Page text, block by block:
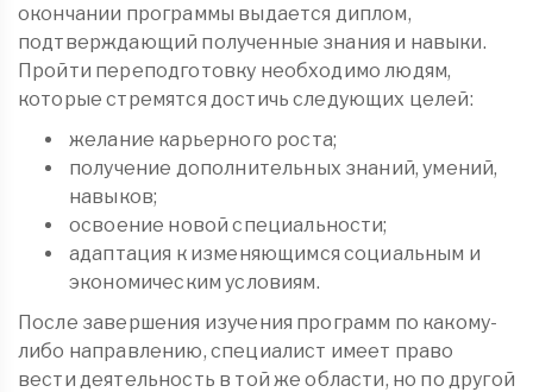
окончании программы выдается диплом,
подтверждающий полученные знания и навыки.
Пройти переподготовку необходимо людям,
которые стремятся достичь следующих целей:
желание карьерного роста;
получение дополнительных знаний, умений,
навыков;
освоение новой специальности;
адаптация к изменяющимся социальным и
экономическим условиям.
После завершения изучения программ по какому-
либо направлению, специалист имеет право
вести деятельность в той же области, но по другой